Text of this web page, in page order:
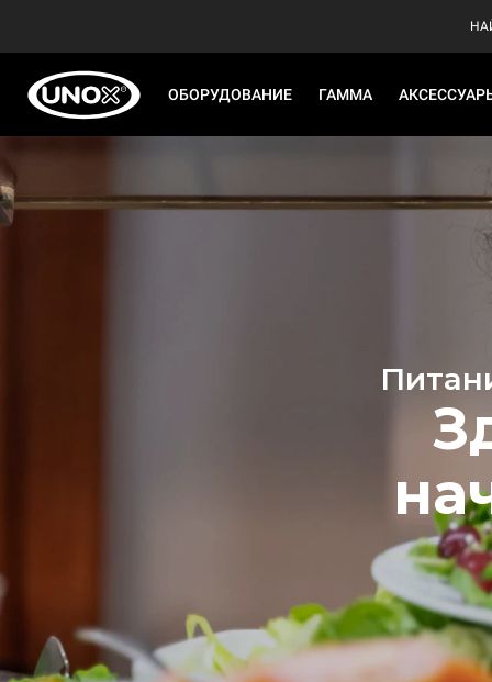
ОБОРУДОВАНИЕ ГАММА